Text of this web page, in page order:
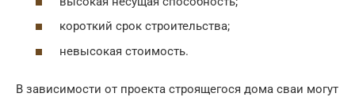
короткий срок строительства;
невысокая стоимость.
В зависимости от проекта строящегося дома сваи могут